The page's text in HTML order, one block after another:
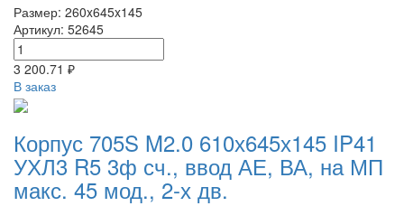
Размер: 260x645x145
Артикул: 52645
3 200.71 ₽
В заказ
Корпус 705S M2.0 610х645х145 IP41
УХЛ3 R5 3ф сч., ввод АЕ, ВА, на МП
макс. 45 мод., 2-х дв.